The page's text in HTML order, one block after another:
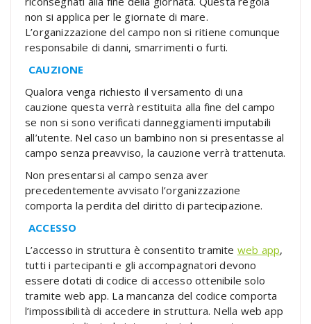
non si applica per le giornate di mare.
L’organizzazione del campo non si ritiene comunque
responsabile di danni, smarrimenti o furti.
CAUZIONE
Qualora venga richiesto il versamento di una
cauzione questa verrà restituita alla fine del campo
se non si sono verificati danneggiamenti imputabili
all’utente. Nel caso un bambino non si presentasse al
campo senza preavviso, la cauzione verrà trattenuta.
Non presentarsi al campo senza aver
precedentemente avvisato l’organizzazione
comporta la perdita del diritto di partecipazione.
ACCESSO
L’accesso in struttura è consentito tramite web app,
tutti i partecipanti e gli accompagnatori devono
essere dotati di codice di accesso ottenibile solo
tramite web app. La mancanza del codice comporta
l’impossibilità di accedere in struttura. Nella web app